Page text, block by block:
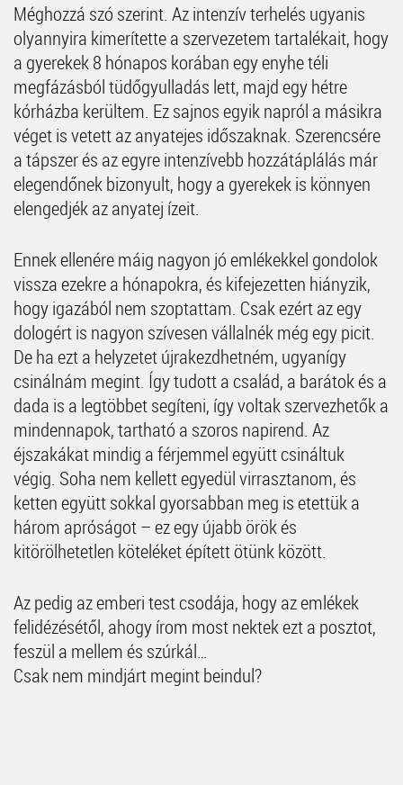
Méghozzá szó szerint. Az intenzív terhelés ugyanis
olyannyira kimerítette a szervezetem tartalékait, hogy
a gyerekek 8 hónapos korában egy enyhe téli
megfázásból tüdőgyulladás lett, majd egy hétre
kórházba kerültem. Ez sajnos egyik napról a másikra
véget is vetett az anyatejes időszaknak. Szerencsére
a tápszer és az egyre intenzívebb hozzátáplálás már
elegendőnek bizonyult, hogy a gyerekek is könnyen
elengedjék az anyatej ízeit.
Ennek ellenére máig nagyon jó emlékekkel gondolok
vissza ezekre a hónapokra, és kifejezetten hiányzik,
hogy igazából nem szoptattam. Csak ezért az egy
dologért is nagyon szívesen vállalnék még egy picit.
De ha ezt a helyzetet újrakezdhetném, ugyanígy
csinálnám megint. Így tudott a család, a barátok és a
dada is a legtöbbet segíteni, így voltak szervezhetők a
mindennapok, tartható a szoros napirend. Az
éjszakákat mindig a férjemmel együtt csináltuk
végig. Soha nem kellett egyedül virrasztanom, és
ketten együtt sokkal gyorsabban meg is etettük a
három apróságot – ez egy újabb örök és
kitörölhetetlen köteléket épített ötünk között.
Az pedig az emberi test csodája, hogy az emlékek
felidézésétől, ahogy írom most nektek ezt a posztot,
feszül a mellem és szúrkál…
Csak nem mindjárt megint beindul?